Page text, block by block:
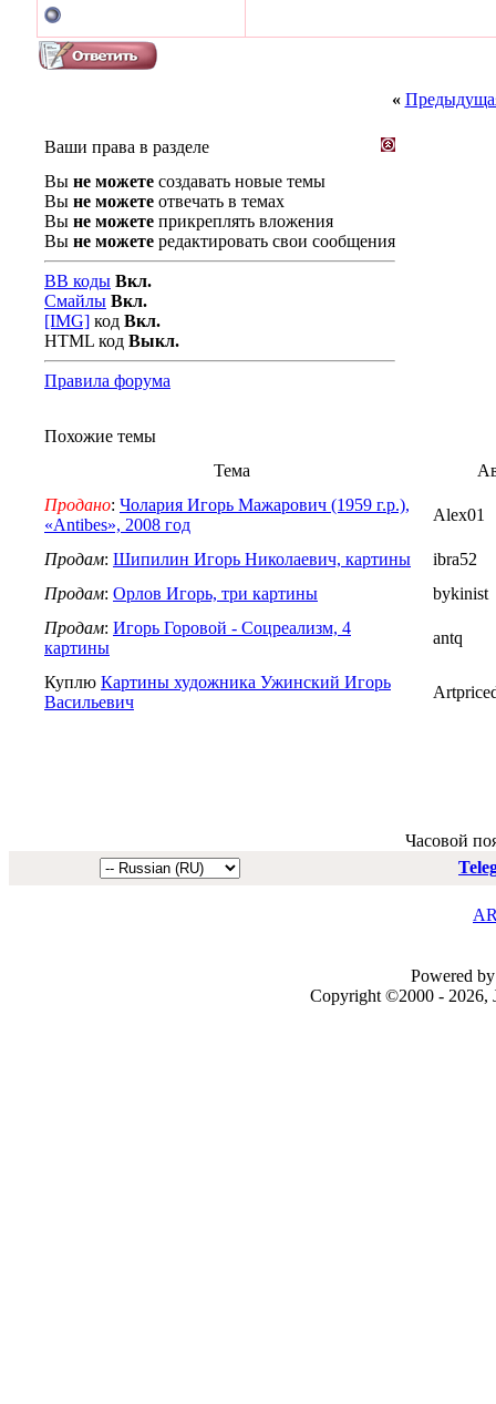
«
Ваши права в разделе
Вы не можете создавать новые темы
Вы не можете отвечать в темах
Вы не можете прикреплять вложения
Вы не можете редактировать свои сообщения
BB коды Вкл.
Смайлы Вкл.
[IMG] код Вкл.
HTML код Выкл.
Правила форума
Похожие темы
Тема
Продано: Чолария Игорь Мажарович (1959 г.р.),
«Antibes», 2008 год
Alex01
Продам: Шипилин Игорь Николаевич, картины
ibra52
Продам: Орлов Игорь, три картины
bykinist
Продам: Игорь Горовой - Соцреализм, 4
картины
antq
Куплю Картины художника Ужинский Игорь
Васильевич
Часовой
Powered
Copyright ©2000 - 2026,